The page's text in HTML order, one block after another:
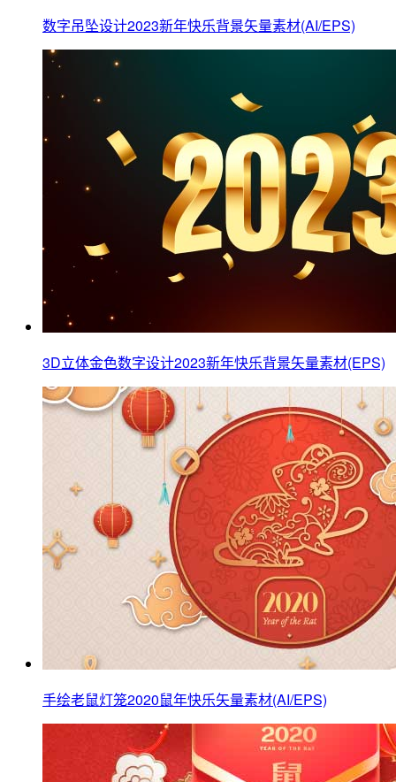
数字吊坠设计2023新年快乐背景矢量素材(AI/EPS)
3D立体金色数字设计2023新年快乐背景矢量素材(EPS)
手绘老鼠灯笼2020鼠年快乐矢量素材(AI/EPS)